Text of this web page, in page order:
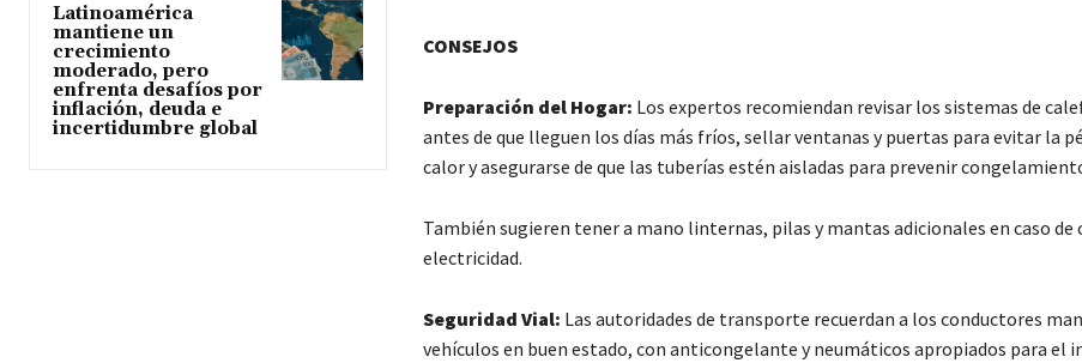
Latinoamérica
mantiene un
crecimiento
moderado, pero
enfrenta desafíos por
inflación, deuda e
incertidumbre global
CONSEJOS
Preparación del Hogar: Los expertos recomiendan revisar los sistemas de
antes de que lleguen los días más fríos, sellar ventanas y puertas para evitar la
calor y asegurarse de que las tuberías estén aisladas para prevenir
También sugieren tener a mano linternas, pilas y mantas adicionales en caso de
electricidad.
Seguridad Vial: Las autoridades de transporte recuerdan a los conductores
vehículos en buen estado, con anticongelante y neumáticos apropiados para el